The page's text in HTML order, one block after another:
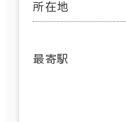
所在地
最寄駅